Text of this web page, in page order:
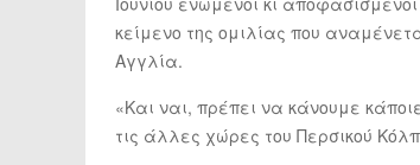
κείμενο της ομιλίας που
Αγγλία.
«Και ναι, πρέπει να κάνουμε
τις άλλες χώρες του Περσικού